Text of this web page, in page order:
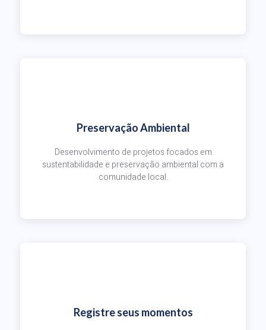
Preservação Ambiental
Desenvolvimento de projetos focados em
sustentabilidade e preservação ambiental com a
comunidade local.
Registre seus momentos